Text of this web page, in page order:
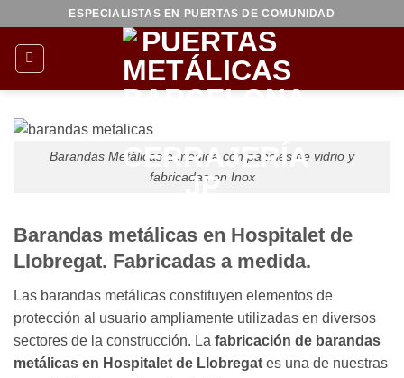
contenido
ESPECIALISTAS EN PUERTAS DE COMUNIDAD
Barandas Metálicas a medida con paneles de vidrio y
fabricadas en Inox
Barandas metálicas en Hospitalet de
Llobregat. Fabricadas a medida.
Las barandas metálicas constituyen elementos de
protección al usuario ampliamente utilizadas en diversos
sectores de la construcción. La fabricación de barandas
metálicas en Hospitalet de Llobregat es una de nuestras